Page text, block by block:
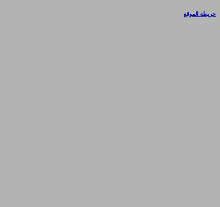
خريطة الموقع